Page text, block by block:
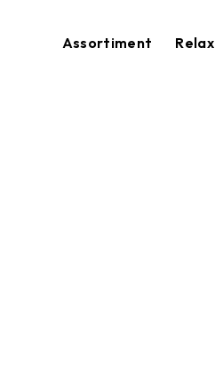
Assortiment